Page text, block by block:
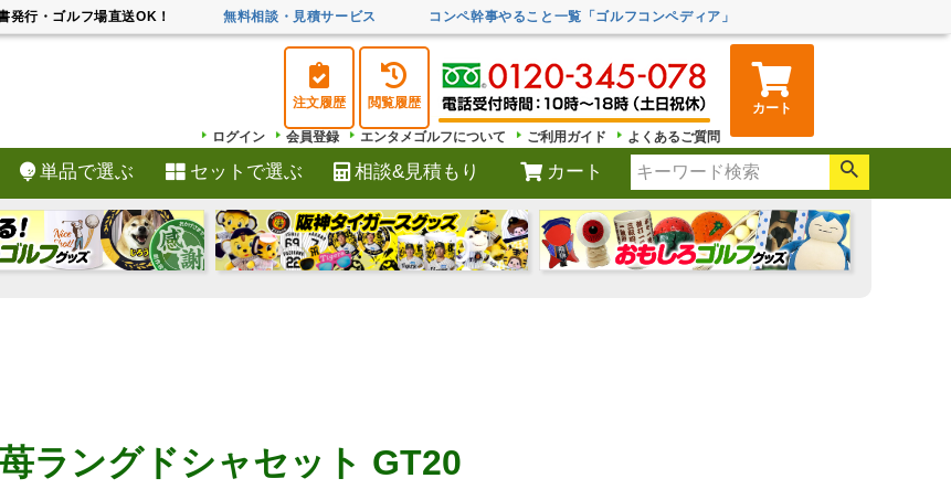
発行・ゴルフ場直送OK！ 無料相談・見積サービス コンペ幹事やること一覧「ゴルフコンペディア」
注文履歴 閲覧履歴
カート
ログイン
会員登録 エンタメゴルフについて ご利用ガイド よくあるご質問
単品で選ぶ セットで選ぶ 相談&見積もり カート
検索
ラングドシャセット GT20